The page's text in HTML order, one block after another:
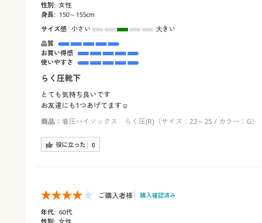
性別: 女性
身長: 150～155cm
サイズ感 小さい
大きい
品質
お買い得感
使いやすさ
らく圧靴下
とても気持ち良いです
お友達にも1つあげてます☺️
商品： 着圧ハイソックス らく圧(R)（サイズ：23～25 / カラー：G）
役に立った 0
ご購入者様 購入確認済み
年代: 60代